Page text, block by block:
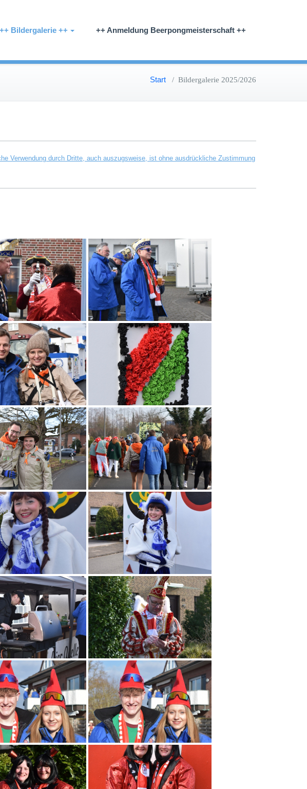
++ Bildergalerie ++ ++ Anmeldung Beerpongmeisterschaft ++
Start / Bildergalerie 2025/2026
Verwendung durch Dritte, auch auszugsweise, ist ohne ausdrückliche Zustimmung